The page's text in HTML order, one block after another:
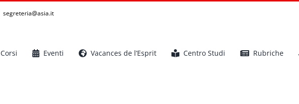
segreteria@asia.it
Corsi Eventi Vacances de l’Esprit Centro Studi Rubriche